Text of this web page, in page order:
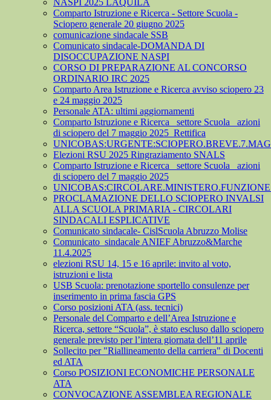
NASPI 2025 LAQUILA
Comparto Istruzione e Ricerca - Settore Scuola -
Sciopero generale 20 giugno 2025
comunicazione sindacale SSB
Comunicato sindacale-DOMANDA DI
DISOCCUPAZIONE NASPI
CORSO DI PREPARAZIONE AL CONCORSO
ORDINARIO IRC 2025
Comparto Area Istruzione e Ricerca avviso sciopero 23
e 24 maggio 2025
Personale ATA: ultimi aggiornamenti
Comparto Istruzione e Ricerca_ settore Scuola_ azioni
di sciopero del 7 maggio 2025_Rettifica
Elezioni RSU 2025 Ringraziamento SNALS
Comparto Istruzione e Ricerca_ settore Scuola_ azioni
di sciopero del 7 maggio 2025
PROCLAMAZIONE DELLO SCIOPERO INVALSI
ALLA SCUOLA PRIMARIA - CIRCOLARI
SINDACALI ESPLICATIVE
Comunicato sindacale- CislScuola Abruzzo Molise
Comunicato_sindacale ANIEF Abruzzo&Marche
11.4.2025
elezioni RSU 14, 15 e 16 aprile: invito al voto,
istruzioni e lista
USB Scuola: prenotazione sportello consulenze per
inserimento in prima fascia GPS
Corso posizioni ATA (ass. tecnici)
Personale del Comparto e dell’Area Istruzione e
Ricerca, settore “Scuola”, è stato escluso dallo sciopero
generale previsto per l’intera giornata dell’11 aprile
Sollecito per "Riallineamento della carriera" di Docenti
ed ATA
Corso POSIZIONI ECONOMICHE PERSONALE
ATA
CONVOCAZIONE ASSEMBLEA REGIONALE